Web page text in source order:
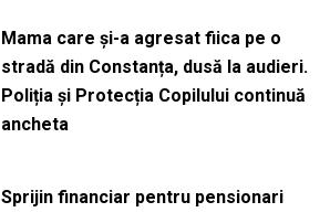
Mama care și-a agresat fiica pe o
stradă din Constanța, dusă la audieri.
Poliția și Protecția Copilului continuă
ancheta
Sprijin financiar pentru pensionari